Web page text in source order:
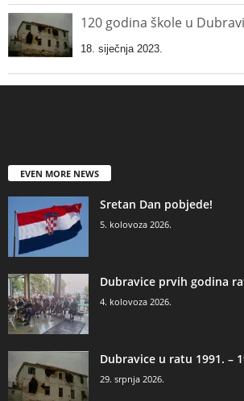
120 godina škole u
18. siječnja 2023.
EVEN MORE NEWS
Sretan Dan pobjede!
5. kolovoza 2026.
Dubravice prvih godina
4. kolovoza 2026.
Dubravice u ratu 1991. –
29. srpnja 2026.